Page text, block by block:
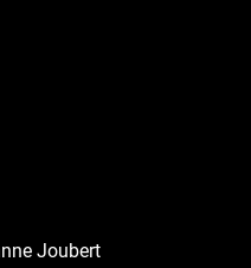
Joubert